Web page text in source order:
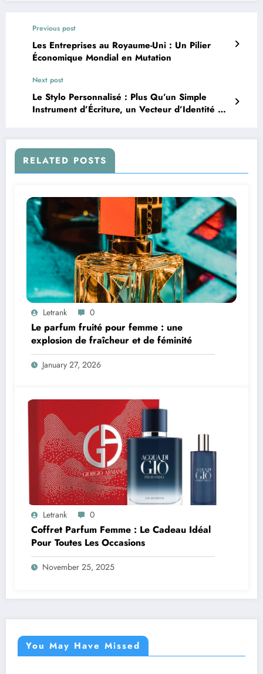
Previous post
Les Entreprises au Royaume-Uni : Un Pilier
Économique Mondial en Mutation
Next post
Le Stylo Personnalisé : Plus Qu’un Simple
Instrument d’Écriture, un Vecteur d’Identité et
RELATED POSTS
Letrank 0
Le parfum fruité pour femme : une
explosion de fraîcheur et de féminité
January 27, 2026
Letrank 0
Coffret Parfum Femme : Le Cadeau Idéal
Pour Toutes Les Occasions
November 25, 2025
You May Have Missed